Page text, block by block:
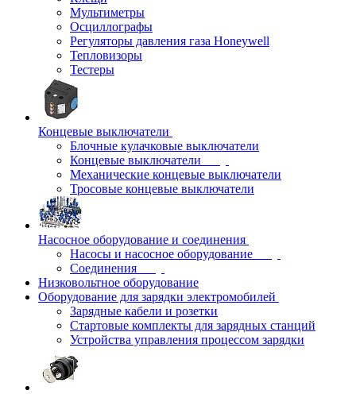
Мультиметры
Осциллографы
Регуляторы давления газа Honeywell
Тепловизоры
Тестеры
Концевые выключатели
Блочные кулачковые выключатели
Концевые выключатели
Механические концевые выключатели
Тросовые концевые выключатели
Насосное оборудование и соединения
Насосы и насосное оборудование
Соединения
Низковольтное оборудование
Оборудование для зарядки электромобилей
Зарядные кабели и розетки
Стартовые комплекты для зарядных станций
Устройства управления процессом зарядки